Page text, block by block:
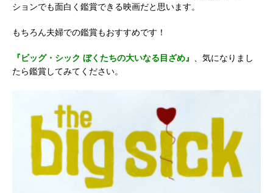
ションでも面白く鑑賞できる映画だと思います。
もちろん夫婦での鑑賞もおすすめです！
『ビッグ・シック ぼくたちの大いなる目ざめ』 、気になりまし
たら鑑賞してみてください。